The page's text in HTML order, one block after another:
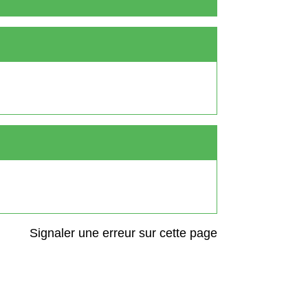
Signaler une erreur sur cette page